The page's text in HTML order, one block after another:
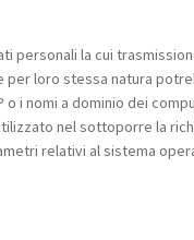
personali la cui
per loro stessa natura
i nomi a dominio dei
nel sottoporre la
relativi al sistema